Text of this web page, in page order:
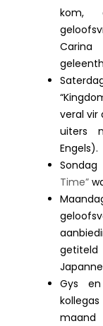
kom,
Carina
veral vir
uiters
Engels).
Time”
getiteld
Gys
maand